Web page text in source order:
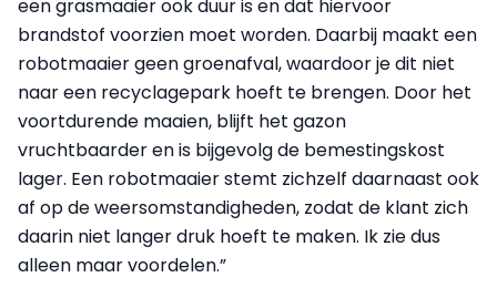
een grasmaaier ook duur is en dat hiervoor
brandstof voorzien moet worden. Daarbij maakt een
robotmaaier geen groenafval, waardoor je dit niet
naar een recyclagepark hoeft te brengen. Door het
voortdurende maaien, blijft het gazon
vruchtbaarder en is bijgevolg de bemestingskost
lager. Een robotmaaier stemt zichzelf daarnaast ook
af op de weersomstandigheden, zodat de klant zich
daarin niet langer druk hoeft te maken. Ik zie dus
alleen maar voordelen.”